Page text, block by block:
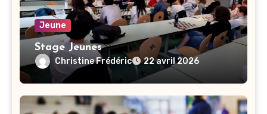
Jeune
Stage Jeunes
Christine Frédéric 22 avril 2026